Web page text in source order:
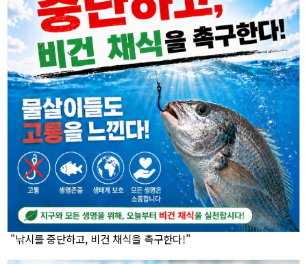
"낚시를 중단하고, 비건 채식을 촉구한다!"